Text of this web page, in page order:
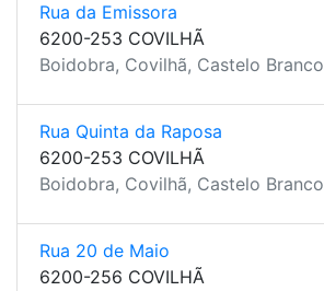
Rua da Emissora
6200-253 COVILHÃ
Boidobra, Covilhã, Castelo Branco
Rua Quinta da Raposa
6200-253 COVILHÃ
Boidobra, Covilhã, Castelo Branco
Rua 20 de Maio
6200-256 COVILHÃ